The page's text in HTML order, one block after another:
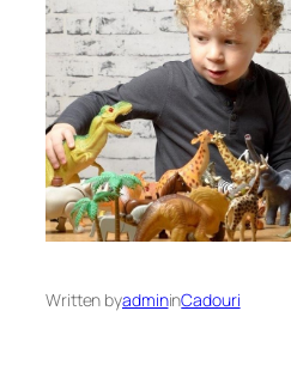
Written byadmininCadouri